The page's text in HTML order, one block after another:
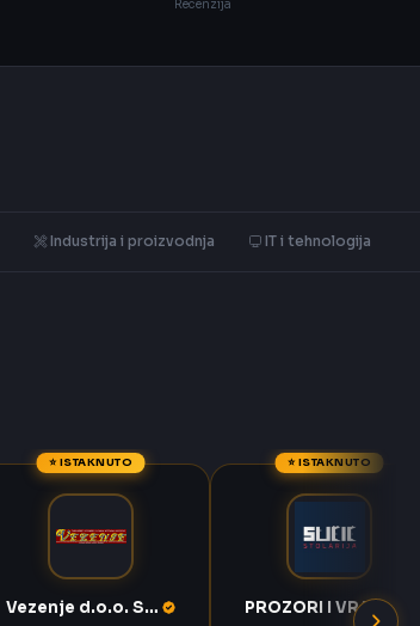
Recenzija
Industrija i proizvodnja IT i tehnologija
⭐ ISTAKNUTO
Vezenje d.o.o. Sarajevo
⭐ ISTAKNUTO
PROZORI I VRATA Sučić Nova Bila